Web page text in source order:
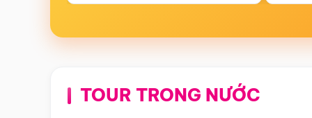
TOUR TRONG NƯỚC
Điểm nổi bật